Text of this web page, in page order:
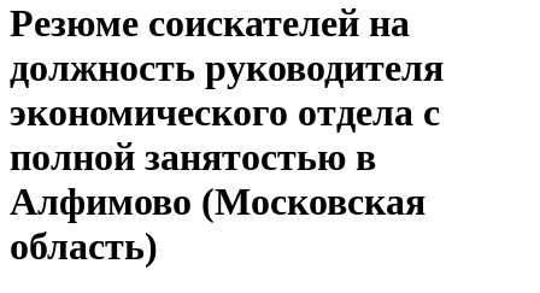
Резюме соискателей на
должность руководителя
экономического отдела с
полной занятостью в
Алфимово (Московская
область)